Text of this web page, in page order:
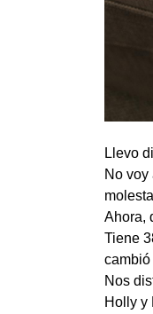
Llevo
No voy
Ahora,
Tiene
cambió
Nos
Holly y